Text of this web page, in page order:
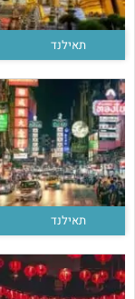
תאילנד
תאילנד